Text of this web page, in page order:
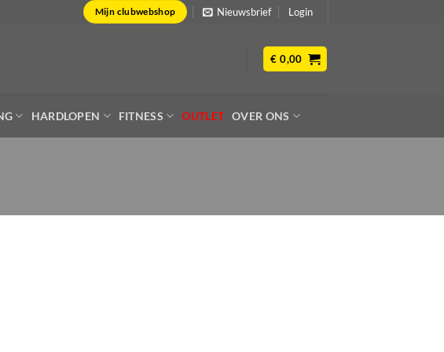
Mijn clubwebshop Nieuwsbrief Login
€ 0,00
HARDLOPEN FITNESS OUTLET OVER ONS